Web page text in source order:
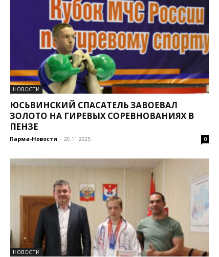
НОВОСТИ
ЮСЬВИНСКИЙ СПАСАТЕЛЬ ЗАВОЕВАЛ
ЗОЛОТО НА ГИРЕВЫХ СОРЕВНОВАНИЯХ В
ПЕНЗЕ
Парма-Новости - 20.11.2025 0
НОВОСТИ